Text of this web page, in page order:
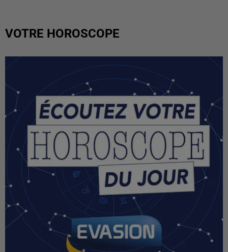
VOTRE HOROSCOPE